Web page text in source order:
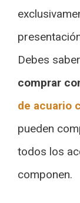
Debes
comprar
de acuario
pueden
todos los
componen.